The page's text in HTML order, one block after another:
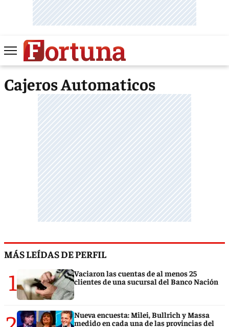
Cajeros Automaticos
MÁS LEÍDAS DE PERFIL
1
Vaciaron las cuentas de al menos 25
clientes de una sucursal del Banco Nación
Nueva encuesta: Milei, Bullrich y Massa
medido en cada una de las provincias del